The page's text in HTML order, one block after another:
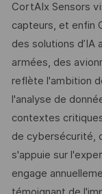
CortAIx Sensors
capteurs, et enfin
des solutions
armées, des
reflète l'ambition
l'analyse de
contextes
de cybersécurité,
s'appuie sur
engage